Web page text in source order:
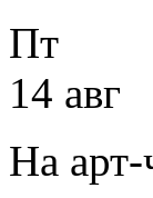
Пт
14 авг
На арт-